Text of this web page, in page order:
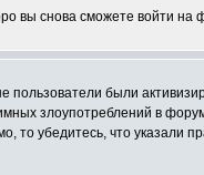
вы снова сможете войти на
пользователи были
злоупотреблений в
то убедитесь, что указали